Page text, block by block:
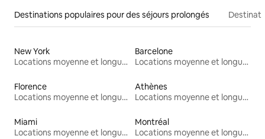
Destinations populaires pour des séjours prolongés
New York
Locations moyenne et longue durée
Barcelone
Locations moyenne et longue durée
Florence
Locations moyenne et longue durée
Athènes
Locations moyenne et longue durée
Miami
Locations moyenne et longue durée
Montréal
Locations moyenne et longue durée